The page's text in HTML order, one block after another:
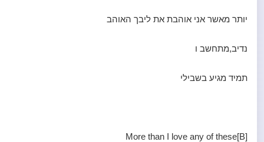
יותר מאשר אני אוהבת את ליבך האוהב
נדיב,מתחשב ו
תמיד מגיע בשבילי
[B]More than I love any of these